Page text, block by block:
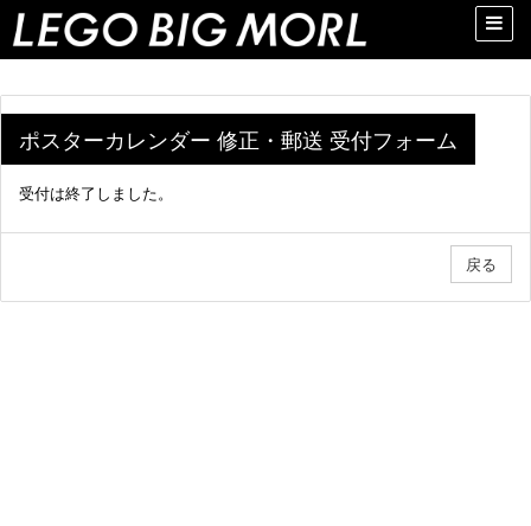
Toggle
ポスターカレンダー 修正・郵送 受付フォーム
受付は終了しました。
戻る